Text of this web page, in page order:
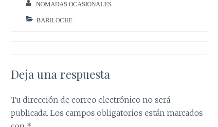
NOMADAS OCASIONALES
BARILOCHE
Deja una respuesta
Tu dirección de correo electrónico no será
publicada. Los campos obligatorios están marcados